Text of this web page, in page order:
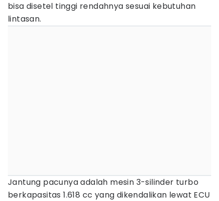
bisa disetel tinggi rendahnya sesuai kebutuhan
lintasan.
Jantung pacunya adalah mesin 3-silinder turbo
berkapasitas 1.618 cc yang dikendalikan lewat ECU